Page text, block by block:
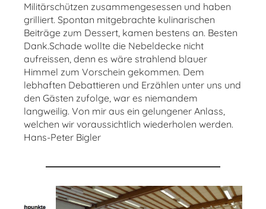
Militärschützen zusammengesessen und haben
grilliert. Spontan mitgebrachte kulinarischen
Beiträge zum Dessert, kamen bestens an. Besten
Dank.Schade wollte die Nebeldecke nicht
aufreissen, denn es wäre strahlend blauer
Himmel zum Vorschein gekommen. Dem
lebhaften Debattieren und Erzählen unter uns und
den Gästen zufolge, war es niemandem
langweilig. Von mir aus ein gelungener Anlass,
welchen wir voraussichtlich wiederholen werden.
Hans-Peter Bigler